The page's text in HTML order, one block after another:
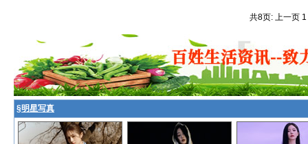
共8页: 上一页 1
§明星写真